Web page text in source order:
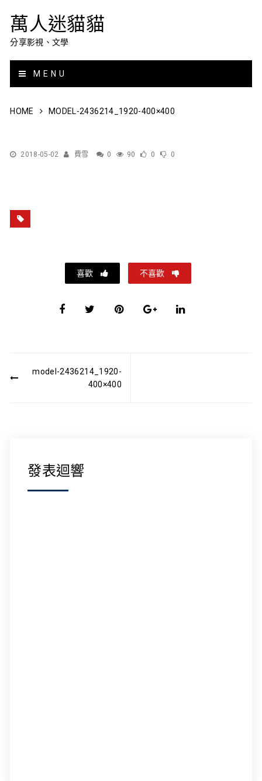
萬人迷貓貓
分享影視、文學
MENU
HOME MODEL-2436214_1920-400×400
2018-05-02 費雪 0 90 0 0
喜歡 不喜歡
章
model-2436214_1920-
400×400
發表迴響